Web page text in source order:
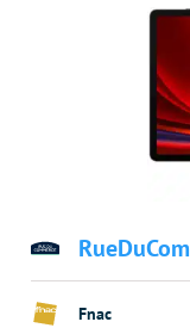
Fnac